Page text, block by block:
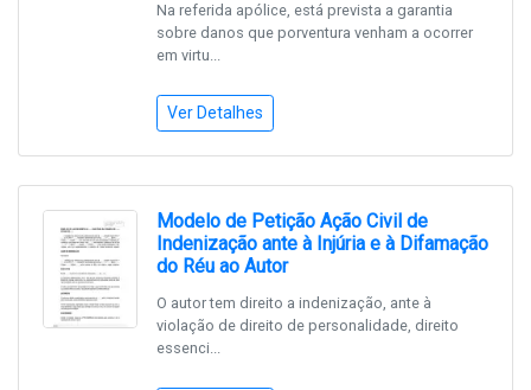
Na referida apólice, está prevista a garantia
sobre danos que porventura venham a ocorrer
em virtu...
Ver Detalhes
Modelo de Petição Ação Civil de
Indenização ante à Injúria e à Difamação
do Réu ao Autor
O autor tem direito a indenização, ante à
violação de direito de personalidade, direito
essenci...